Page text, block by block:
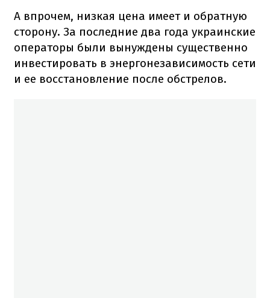
А впрочем, низкая цена имеет и обратную
сторону. За последние два года украинские
операторы были вынуждены существенно
инвестировать в энергонезависимость сети
и ее восстановление после обстрелов.